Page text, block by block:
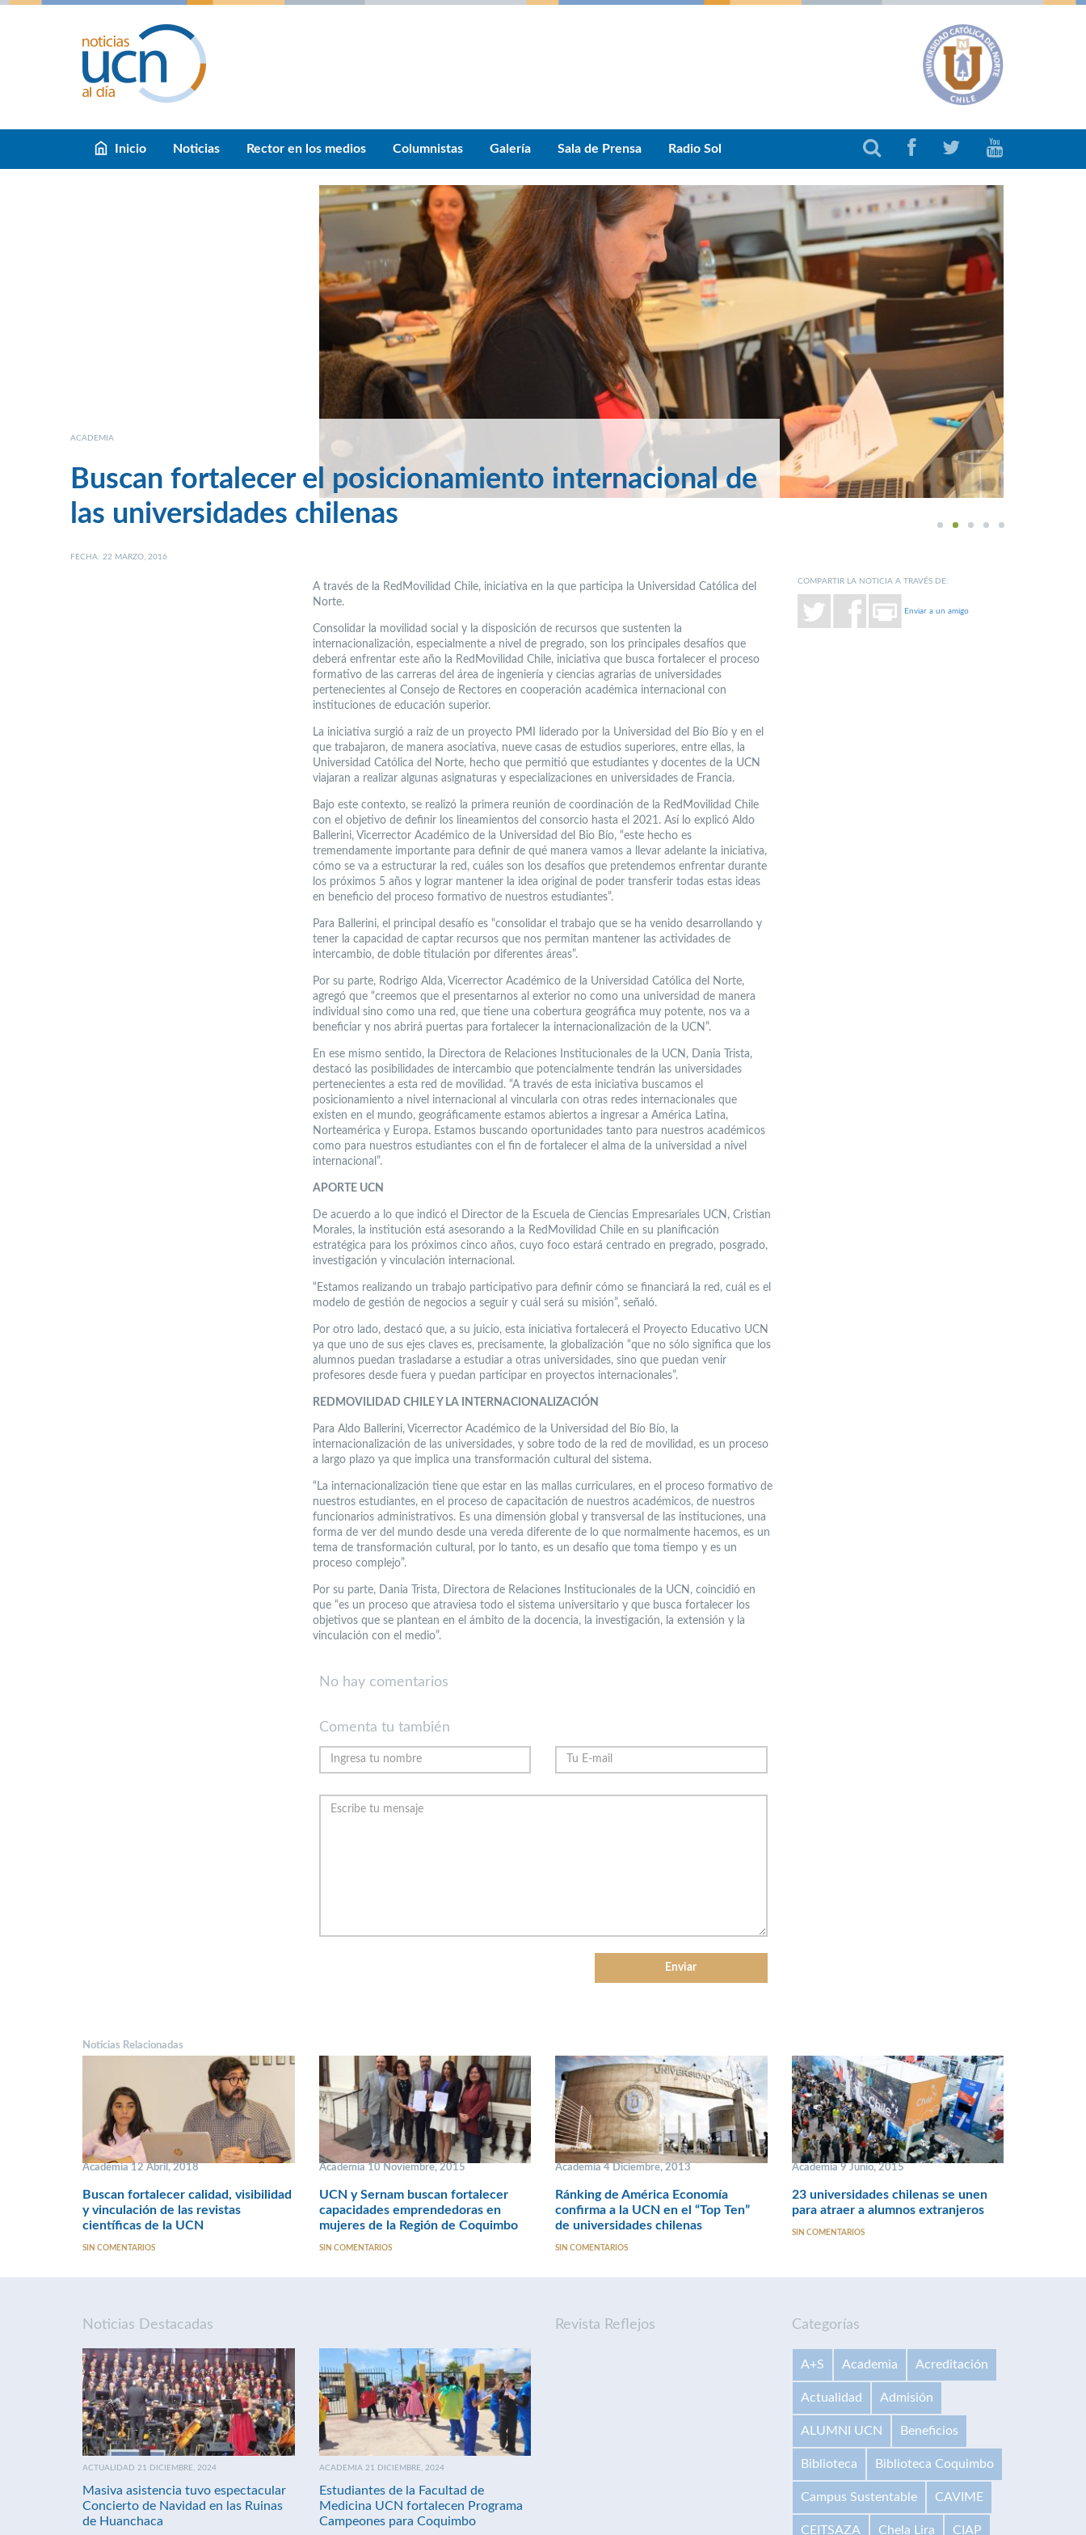
Inicio Noticias Rector en los medios Columnistas Galería Sala de Prensa Radio Sol
1 2 3 4 5
ACADEMIA
Buscan fortalecer el posicionamiento internacional de
las universidades chilenas
FECHA: 22 MARZO, 2016
A través de la RedMovilidad Chile, iniciativa en la que participa la Universidad Católica del
Norte.
Consolidar la movilidad social y la disposición de recursos que sustenten la
internacionalización, especialmente a nivel de pregrado, son los principales desafíos que
deberá enfrentar este año la RedMovilidad Chile, iniciativa que busca fortalecer el proceso
formativo de las carreras del área de ingeniería y ciencias agrarias de universidades
pertenecientes al Consejo de Rectores en cooperación académica internacional con
instituciones de educación superior.
La iniciativa surgió a raíz de un proyecto PMI liderado por la Universidad del Bío Bío y en el
que trabajaron, de manera asociativa, nueve casas de estudios superiores, entre ellas, la
Universidad Católica del Norte, hecho que permitió que estudiantes y docentes de la UCN
viajaran a realizar algunas asignaturas y especializaciones en universidades de Francia.
Bajo este contexto, se realizó la primera reunión de coordinación de la RedMovilidad Chile
con el objetivo de definir los lineamientos del consorcio hasta el 2021. Así lo explicó Aldo
Ballerini, Vicerrector Académico de la Universidad del Bio Bío, “este hecho es
tremendamente importante para definir de qué manera vamos a llevar adelante la iniciativa,
cómo se va a estructurar la red, cuáles son los desafíos que pretendemos enfrentar durante
los próximos 5 años y lograr mantener la idea original de poder transferir todas estas ideas
en beneficio del proceso formativo de nuestros estudiantes”.
Para Ballerini, el principal desafío es “consolidar el trabajo que se ha venido desarrollando y
tener la capacidad de captar recursos que nos permitan mantener las actividades de
intercambio, de doble titulación por diferentes áreas”.
Por su parte, Rodrigo Alda, Vicerrector Académico de la Universidad Católica del Norte,
agregó que “creemos que el presentarnos al exterior no como una universidad de manera
individual sino como una red, que tiene una cobertura geográfica muy potente, nos va a
beneficiar y nos abrirá puertas para fortalecer la internacionalización de la UCN”.
En ese mismo sentido, la Directora de Relaciones Institucionales de la UCN, Dania Trista,
destacó las posibilidades de intercambio que potencialmente tendrán las universidades
pertenecientes a esta red de movilidad. “A través de esta iniciativa buscamos el
posicionamiento a nivel internacional al vincularla con otras redes internacionales que
existen en el mundo, geográficamente estamos abiertos a ingresar a América Latina,
Norteamérica y Europa. Estamos buscando oportunidades tanto para nuestros académicos
como para nuestros estudiantes con el fin de fortalecer el alma de la universidad a nivel
internacional”.
APORTE UCN
De acuerdo a lo que indicó el Director de la Escuela de Ciencias Empresariales UCN, Cristian
Morales, la institución está asesorando a la RedMovilidad Chile en su planificación
estratégica para los próximos cinco años, cuyo foco estará centrado en pregrado, posgrado,
investigación y vinculación internacional.
“Estamos realizando un trabajo participativo para definir cómo se financiará la red, cuál es el
modelo de gestión de negocios a seguir y cuál será su misión”, señaló.
Por otro lado, destacó que, a su juicio, esta iniciativa fortalecerá el Proyecto Educativo UCN
ya que uno de sus ejes claves es, precisamente, la globalización “que no sólo significa que los
alumnos puedan trasladarse a estudiar a otras universidades, sino que puedan venir
profesores desde fuera y puedan participar en proyectos internacionales”.
REDMOVILIDAD CHILE Y LA INTERNACIONALIZACIÓN
Para Aldo Ballerini, Vicerrector Académico de la Universidad del Bío Bío, la
internacionalización de las universidades, y sobre todo de la red de movilidad, es un proceso
a largo plazo ya que implica una transformación cultural del sistema.
“La internacionalización tiene que estar en las mallas curriculares, en el proceso formativo de
nuestros estudiantes, en el proceso de capacitación de nuestros académicos, de nuestros
funcionarios administrativos. Es una dimensión global y transversal de las instituciones, una
forma de ver del mundo desde una vereda diferente de lo que normalmente hacemos, es un
tema de transformación cultural, por lo tanto, es un desafío que toma tiempo y es un
proceso complejo”.
Por su parte, Dania Trista, Directora de Relaciones Institucionales de la UCN, coincidió en
que “es un proceso que atraviesa todo el sistema universitario y que busca fortalecer los
objetivos que se plantean en el ámbito de la docencia, la investigación, la extensión y la
vinculación con el medio”.
COMPARTIR LA NOTICIA A TRAVÉS DE:
Enviar a un amigo
No hay comentarios
Comenta tu también
Noticias Relacionadas
Academia 12 Abril, 2018
Buscan fortalecer calidad, visibilidad
y vinculación de las revistas
científicas de la UCN
SIN COMENTARIOS
Academia 10 Noviembre, 2015
UCN y Sernam buscan fortalecer
capacidades emprendedoras en
mujeres de la Región de Coquimbo
SIN COMENTARIOS
Academia 4 Diciembre, 2013
Ránking de América Economía
confirma a la UCN en el “Top Ten”
de universidades chilenas
SIN COMENTARIOS
Academia 9 Junio, 2015
23 universidades chilenas se unen
para atraer a alumnos extranjeros
SIN COMENTARIOS
Noticias Destacadas
ACTUALIDAD 21 DICIEMBRE, 2024
Masiva asistencia tuvo espectacular
Concierto de Navidad en las Ruinas
de Huanchaca
ACADEMIA 21 DICIEMBRE, 2024
Estudiantes de la Facultad de
Medicina UCN fortalecen Programa
Campeones para Coquimbo
Revista Reflejos Categorías
A+S Academia Acreditación
Actualidad Admisión
ALUMNI UCN Beneficios
Biblioteca Biblioteca Coquimbo
Campus Sustentable CAVIME
CEITSAZA Chela Lira CIAP